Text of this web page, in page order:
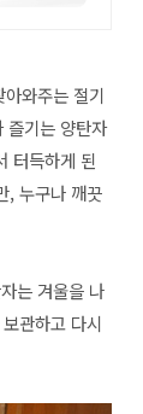
와주는 절기
즐기는 양탄자
터득하게 된
, 누구나 깨끗
는 겨울을 나
관하고 다시